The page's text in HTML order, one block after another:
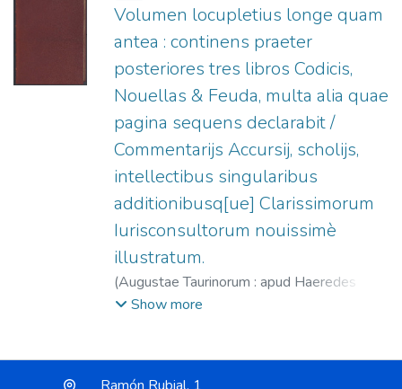
Volumen locupletius longe quam
antea : continens praeter
posteriores tres libros Codicis,
Nouellas & Feuda, multa alia quae
pagina sequens declarabit /
Commentarijs Accursij, scholijs,
intellectibus singularibus
additionibusq[ue] Clarissimorum
Iurisconsultorum nouissimè
illustratum.
(Augustae Taurinorum : apud Haeredes
Nicolai Beuilaquae,
Show more